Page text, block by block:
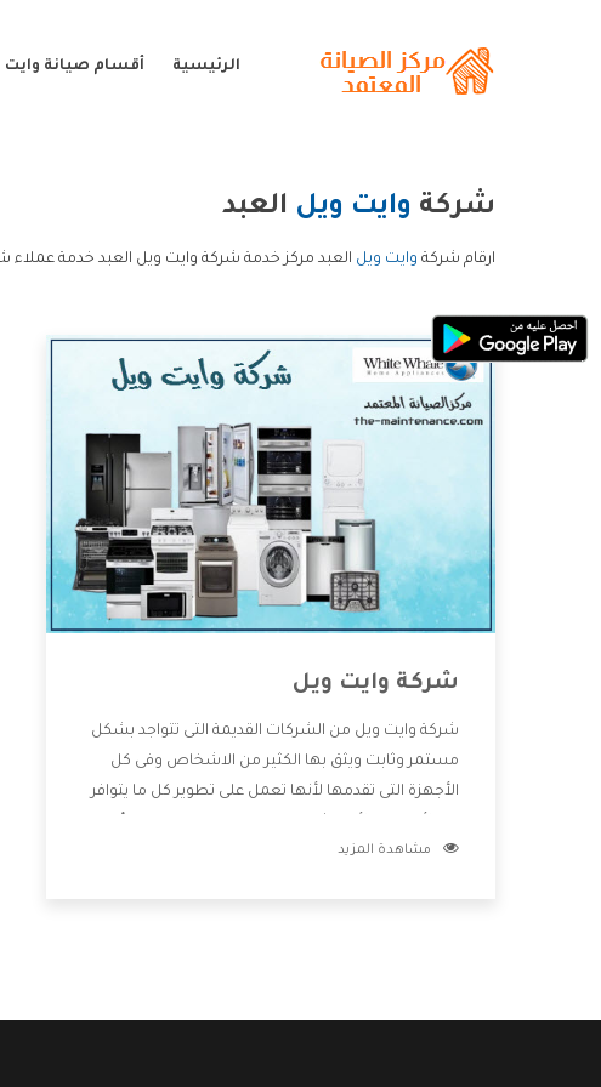
الرئيسية أقسام صيانة وايت
شركة وايت ويل العبد
ارقام شركة وايت ويل العبد مركز خدمة شركة وايت ويل العبد خدمة
شركة وايت ويل
شركة وايت ويل من الشركات القديمة التى تتواجد بشكل
مستمر وثابت ويثق بها الكثير من الاشخاص وفى كل
الأجهزة التى تقدمها لأنها تعمل على تطوير كل ما يتوافر
خدمات ما بعد البيع مع المنتجات وتقدم للعملاء أقوى
مشاهدة المزيد